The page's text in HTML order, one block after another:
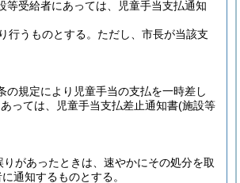
等受給者にあっては、児童手当支払通知
うものとする。 ただし、市長が当該支
規定により児童手当の支払を一時差し
っては、児童手当支払差止通知書(施設等
があったときは、速やかにその処分を取
通知するものとする。